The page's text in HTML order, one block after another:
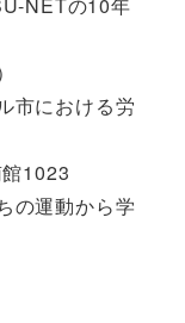
における労
1023
の運動から学